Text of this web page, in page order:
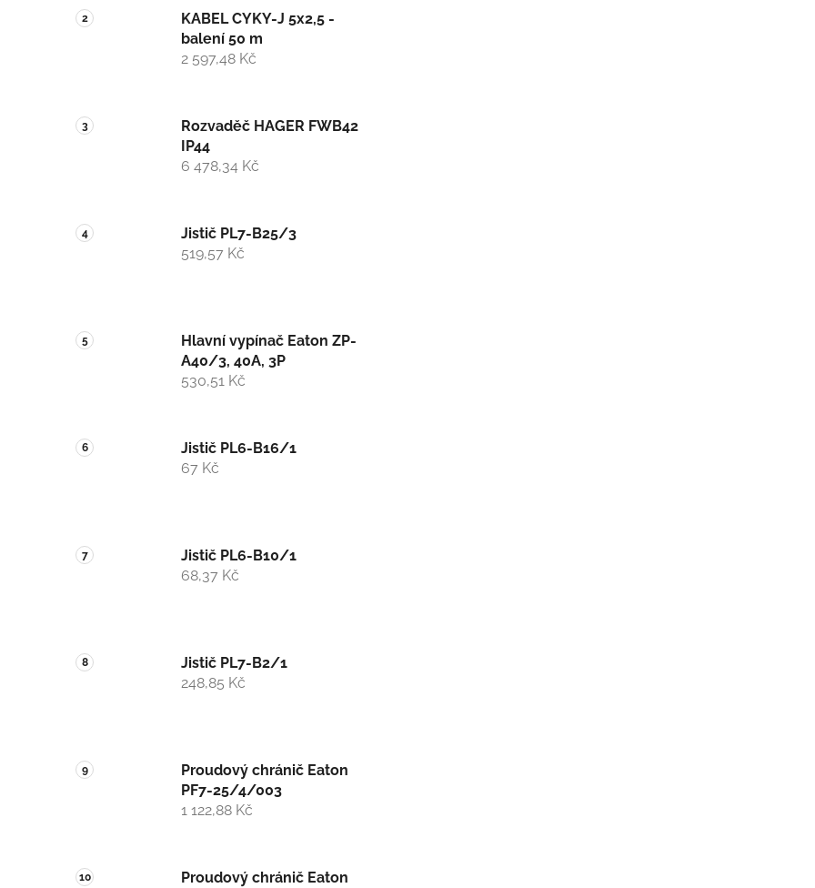
KABEL CYKY-J 5x2,5 -
balení 50 m
2 597,48 Kč
Rozvaděč HAGER FWB42
IP44
6 478,34 Kč
Jistič PL7-B25/3
519,57 Kč
Hlavní vypínač Eaton ZP-
A40/3, 40A, 3P
530,51 Kč
Jistič PL6-B16/1
67 Kč
Jistič PL6-B10/1
68,37 Kč
Jistič PL7-B2/1
248,85 Kč
Proudový chránič Eaton
PF7-25/4/003
1 122,88 Kč
Proudový chránič Eaton